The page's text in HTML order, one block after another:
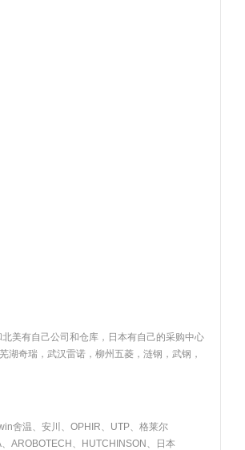
美有自己公司和仓库，日本有自己的采购中心
奇瑞，武汉雷诺，柳州五菱，涟钢，武钢，
舍温、安川、OPHIR、UTP、格莱尔
AROBOTECH、HUTCHINSON、日本